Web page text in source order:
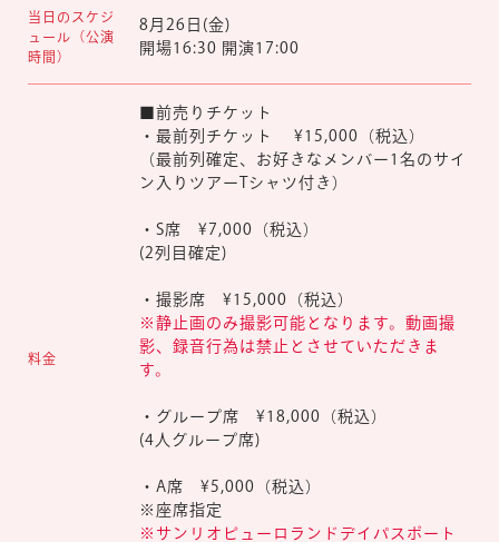
当日のスケジ
ュール（公演
時間）
8月26日(金)
開場16:30 開演17:00
料金
■前売りチケット
・最前列チケット ¥15,000（税込）
（最前列確定、お好きなメンバー1名のサイ
ン入りツアーTシャツ付き）
・S席 ¥7,000（税込）
(2列目確定)
・撮影席 ¥15,000（税込）
※静止画のみ撮影可能となります。動画撮
影、録音行為は禁止とさせていただきま
す。
・グループ席 ¥18,000（税込）
(4人グループ席)
・A席 ¥5,000（税込）
※座席指定
※サンリオピューロランドデイパスポート